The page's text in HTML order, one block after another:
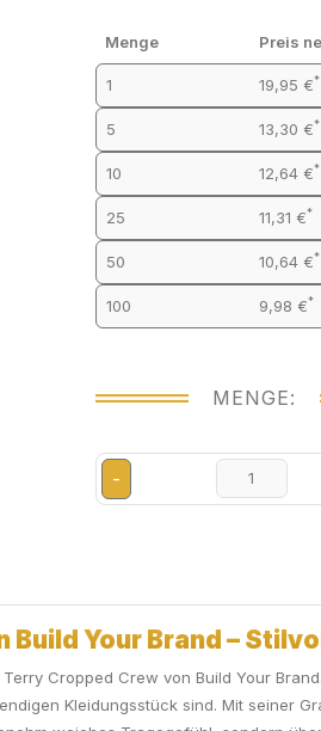
Menge Preis
1 19,95 €*
5 13,30 €*
10 12,64 €*
25 11,31 €*
50 10,64 €*
100 9,98 €*
MENGE:
-
Your Brand –
Cropped Crew von Build Your
Kleidungsstück sind. Mit seiner